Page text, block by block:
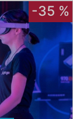
-35 %